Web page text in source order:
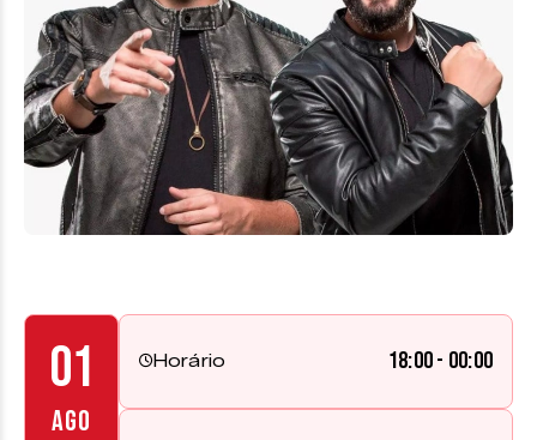
01
AGO
Horário 18:00 - 00:00